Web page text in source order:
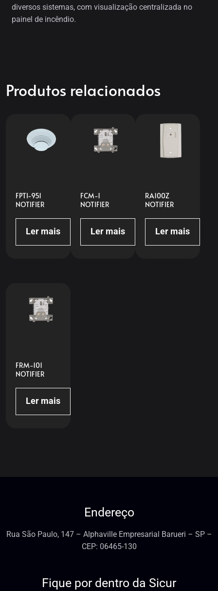
diversos sistemas, com visualização centralizada no
painel de incêndio.
Produtos relacionados
FPTI-951
NOTIFIER
Ler mais
FCM-1
NOTIFIER
Ler mais
RA100Z
NOTIFIER
Ler mais
FRM-101
NOTIFIER
Ler mais
Endereço
Rua São Paulo, 147 – Alphaville Empresarial Barueri – SP –
CEP: 06465-130
Fique por dentro da Sicur